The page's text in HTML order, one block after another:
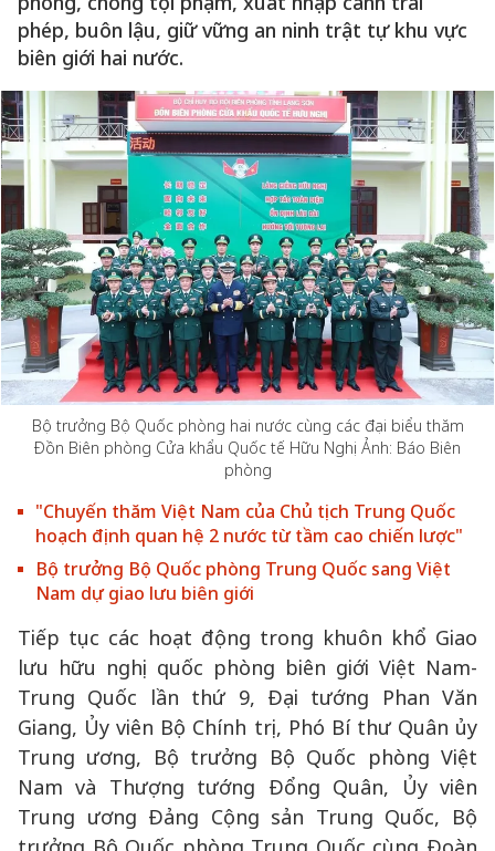
phép, buôn lậu, giữ vững an ninh trật tự khu vực
biên giới hai nước.
Bộ trưởng Bộ Quốc phòng hai nước cùng các đại biểu thăm
Đồn Biên phòng Cửa khẩu Quốc tế Hữu Nghị Ảnh: Báo Biên
phòng
"Chuyến thăm Việt Nam của Chủ tịch Trung Quốc
hoạch định quan hệ 2 nước từ tầm cao chiến lược"
Bộ trưởng Bộ Quốc phòng Trung Quốc sang Việt
Nam dự giao lưu biên giới
Tiếp tục các hoạt động trong khuôn khổ Giao
lưu hữu nghị quốc phòng biên giới Việt Nam-
Trung Quốc lần thứ 9, Đại tướng Phan Văn
Giang, Ủy viên Bộ Chính trị, Phó Bí thư Quân ủy
Trung ương, Bộ trưởng Bộ Quốc phòng Việt
Nam và Thượng tướng Đổng Quân, Ủy viên
Trung ương Đảng Cộng sản Trung Quốc, Bộ